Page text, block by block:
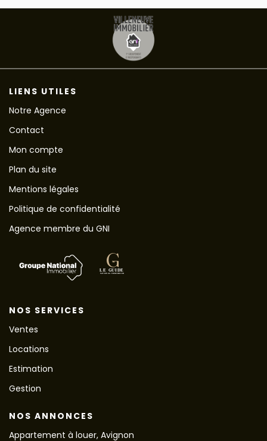
LIENS UTILES
Notre Agence
Contact
Mon compte
Plan du site
Mentions légales
Politique de confidentialité
Agence membre du GNI
NOS SERVICES
Ventes
Locations
Estimation
Gestion
NOS ANNONCES
Appartement à louer, Avignon